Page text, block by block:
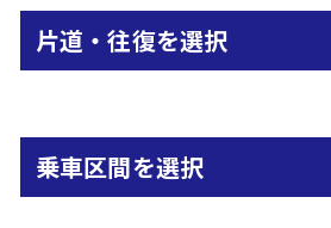
片道・往復を選択
乗車区間を選択